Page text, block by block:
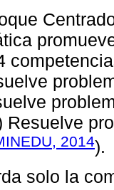
Resuelve
2014).
solo la